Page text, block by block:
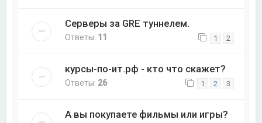
Серверы за GRE туннелем.
Ответы: 11 1 2
курсы-по-ит.рф - кто что скажет?
Ответы: 26 1 2 3
А вы покупаете фильмы или игры?